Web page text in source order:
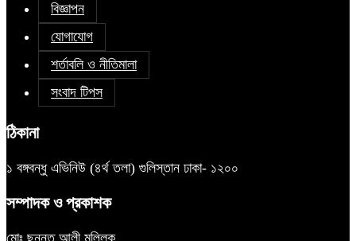
বিজ্ঞাপন
যোগাযোগ
শর্তাবলি ও নীতিমালা
সংবাদ টিপস
ঠিকানা
১ বঙ্গবন্ধু এভিনিউ (৪র্থ তলা) গুলিস্তান ঢাকা- ১২০০
সম্পাদক ও প্রকাশক